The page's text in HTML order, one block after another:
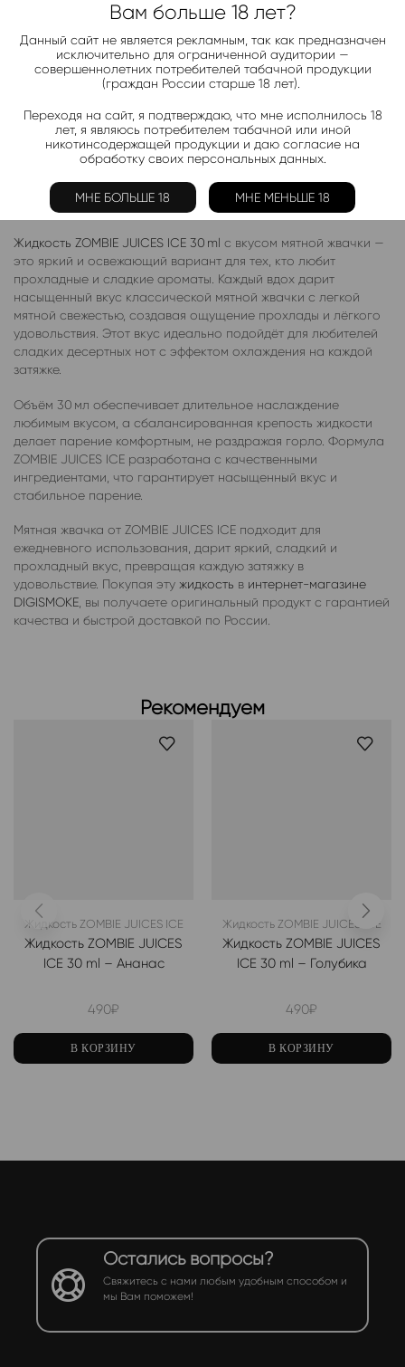
Бабл-Гам,Банан,Виноград, Вишня
Киви , Клубника ,Лимон,Манго,Мороженое ,Мята,Персик,
Фруктовые,Яблоко,Ягодные
Ананас
Персик,Черника,Яблоко
Описание Отзывы (0)
Жидкость ZOMBIE JUICES ICE 30 ml с вкусом мятной жвачки —
это яркий и освежающий вариант для тех, кто любит
прохладные и сладкие ароматы. Каждый вдох дарит
насыщенный вкус классической мятной жвачки с легкой
мятной свежестью, создавая ощущение прохлады и лёгкого
удовольствия. Этот вкус идеально подойдёт для любителей
сладких десертных нот с эффектом охлаждения на каждой
затяжке.
Объём 30 мл обеспечивает длительное наслаждение
любимым вкусом, а сбалансированная крепость жидкости
делает парение комфортным, не раздражая горло. Формула
ZOMBIE JUICES ICE разработана с качественными
ингредиентами, что гарантирует насыщенный вкус и
стабильное парение.
Мятная жвачка от ZOMBIE JUICES ICE подходит для
ежедневного использования, дарит яркий, сладкий и
прохладный вкус, превращая каждую затяжку в
удовольствие. Покупая эту жидкость в интернет-магазине
DIGISMOKE, вы получаете оригинальный продукт с гарантией
качества и быстрой доставкой по России.
Рекомендуем
Жидкость ZOMBIE JUICES ICE
Жидкость ZOMBIE JUICES
ICE 30 ml – Ананас
490₽
В КОРЗИНУ
Жидкость ZOMBIE JUICES ICE
Жидкость ZOMBIE JUICES
ICE 30 ml – Голубика
490₽
В КОРЗИНУ
Остались вопросы?
Свяжитесь с нами любым удобным способом и
мы Вам поможем!
Вам больше 18 лет?
Данный сайт не является рекламным, так как предназначен
исключительно для ограниченной аудитории —
совершеннолетних потребителей табачной продукции
(граждан России старше 18 лет).
Переходя на сайт, я подтверждаю, что мне исполнилось 18
лет, я являюсь потребителем табачной или иной
никотинсодержащей продукции и даю согласие на
обработку своих персональных данных.
МНЕ БОЛЬШЕ 18 МНЕ МЕНЬШЕ 18